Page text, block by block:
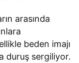
arasında
beden imajı
duruş sergiliyor.